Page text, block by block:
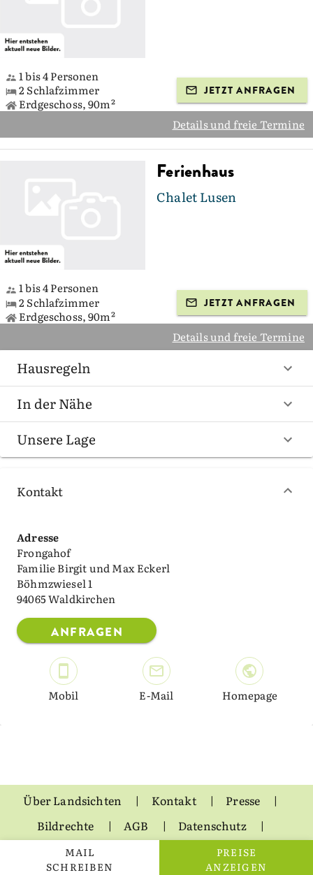
MAIL
SCHREIBEN
PREISE
ANZEIGEN
1 bis 4 Personen
2 Schlafzimmer
Erdgeschoss, 90m²
JETZT ANFRAGEN
Details und freie Termine
Ferienhaus
Chalet Lusen
1 bis 4 Personen
2 Schlafzimmer
Erdgeschoss, 90m²
JETZT ANFRAGEN
Details und freie Termine
Hausregeln
In der Nähe
Unsere Lage
Kontakt
Adresse
Frongahof
Familie Birgit und Max Eckerl
Böhmzwiesel 1
94065 Waldkirchen
ANFRAGEN
Mobil E-Mail Homepage
Über Landsichten Kontakt
Presse
Bildrechte
AGB
Datenschutz